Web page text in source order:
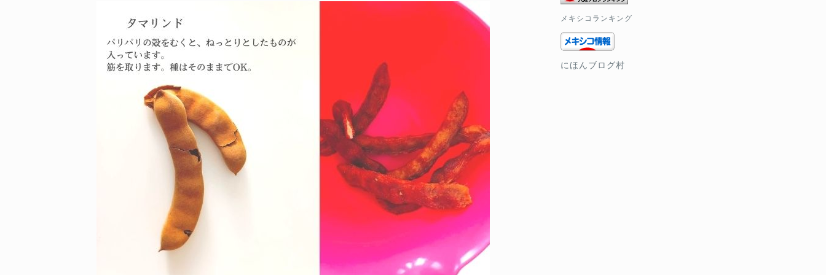
メキシコランキング
にほんブログ村